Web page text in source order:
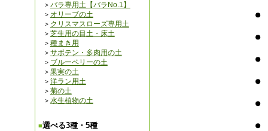
バラ専用土【バラNo.1】
オリーブの土
クリスマスローズ専用土
芝生用の目土・床土
種まき用
サボテン・多肉用の土
ブルーベリーの土
果実の土
洋ラン用土
菊の土
水生植物の土
選べる3種・5種